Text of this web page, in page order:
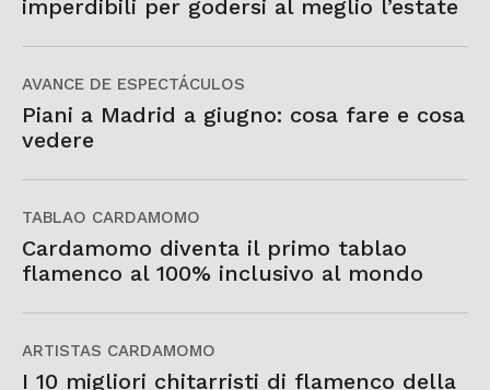
imperdibili per godersi al meglio l’estate
AVANCE DE ESPECTÁCULOS
Piani a Madrid a giugno: cosa fare e cosa
vedere
TABLAO CARDAMOMO
Cardamomo diventa il primo tablao
flamenco al 100% inclusivo al mondo
ARTISTAS CARDAMOMO
I 10 migliori chitarristi di flamenco della